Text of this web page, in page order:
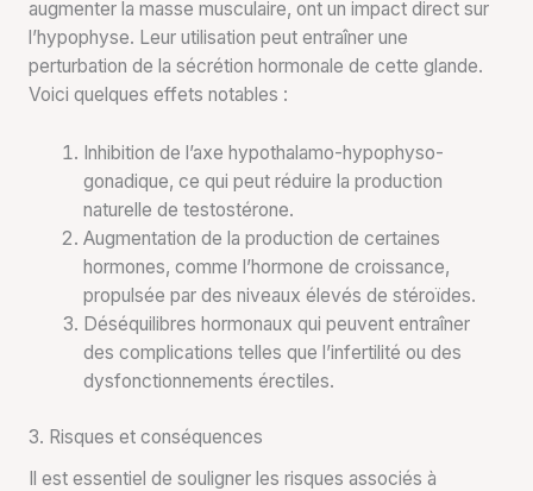
augmenter la masse musculaire, ont un impact direct sur
l’hypophyse. Leur utilisation peut entraîner une
perturbation de la sécrétion hormonale de cette glande.
Voici quelques effets notables :
Inhibition de l’axe hypothalamo-hypophyso-
gonadique, ce qui peut réduire la production
naturelle de testostérone.
Augmentation de la production de certaines
hormones, comme l’hormone de croissance,
propulsée par des niveaux élevés de stéroïdes.
Déséquilibres hormonaux qui peuvent entraîner
des complications telles que l’infertilité ou des
dysfonctionnements érectiles.
3. Risques et conséquences
Il est essentiel de souligner les risques associés à